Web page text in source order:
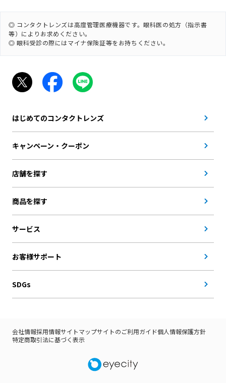
◎ コンタクトレンズは高度管理医療機器です。眼科医の処方（指示書
等）によりお求めください。
◎ 眼科受診の際にはマイナ保険証等をお持ちください。
はじめてのコンタクトレンズ
キャンペーン・クーポン
店舗を探す
商品を探す
サービス
お客様サポート
SDGs
会社情報採用情報サイトマップサイトのご利用ガイド個人情報保護方針
特定商取引法に基づく表示